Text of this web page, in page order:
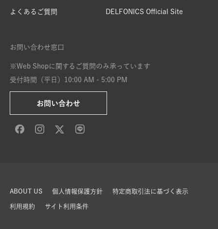
よくあるご質問 DELFONICS Official Site
お問い合わせ窓口
※Web Shopに関するご質問のみ承っています
受付時間（平日）10:00 AM - 5:00 PM
お問い合わせ
ABOUT US 個人情報保護方針 特定商取引法に基づく表示
利用規約 サイト利用条件